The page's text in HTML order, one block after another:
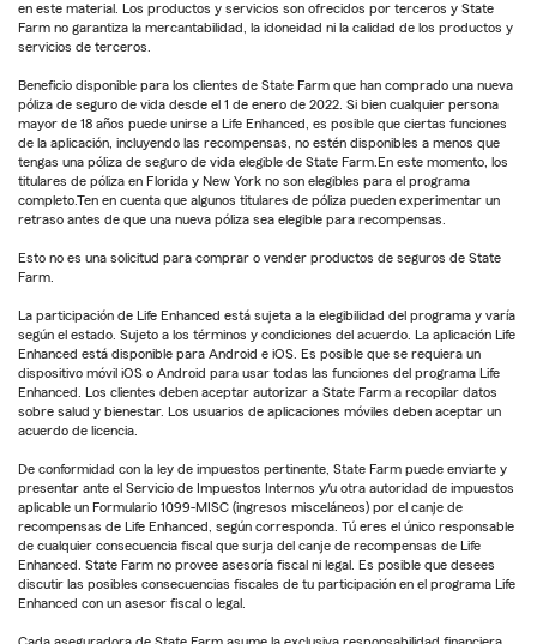
en este material. Los productos y servicios son ofrecidos por terceros y State
Farm no garantiza la mercantabilidad, la idoneidad ni la calidad de los productos y
servicios de terceros.
Beneficio disponible para los clientes de State Farm que han comprado una nueva
póliza de seguro de vida desde el 1 de enero de 2022. Si bien cualquier persona
mayor de 18 años puede unirse a Life Enhanced, es posible que ciertas funciones
de la aplicación, incluyendo las recompensas, no estén disponibles a menos que
tengas una póliza de seguro de vida elegible de State Farm.En este momento, los
titulares de póliza en Florida y New York no son elegibles para el programa
completo.Ten en cuenta que algunos titulares de póliza pueden experimentar un
retraso antes de que una nueva póliza sea elegible para recompensas.
Esto no es una solicitud para comprar o vender productos de seguros de State
Farm.
La participación de Life Enhanced está sujeta a la elegibilidad del programa y varía
según el estado. Sujeto a los términos y condiciones del acuerdo. La aplicación Life
Enhanced está disponible para Android e iOS. Es posible que se requiera un
dispositivo móvil iOS o Android para usar todas las funciones del programa Life
Enhanced. Los clientes deben aceptar autorizar a State Farm a recopilar datos
sobre salud y bienestar. Los usuarios de aplicaciones móviles deben aceptar un
acuerdo de licencia.
De conformidad con la ley de impuestos pertinente, State Farm puede enviarte y
presentar ante el Servicio de Impuestos Internos y/u otra autoridad de impuestos
aplicable un Formulario 1099-MISC (ingresos misceláneos) por el canje de
recompensas de Life Enhanced, según corresponda. Tú eres el único responsable
de cualquier consecuencia fiscal que surja del canje de recompensas de Life
Enhanced. State Farm no provee asesoría fiscal ni legal. Es posible que desees
discutir las posibles consecuencias fiscales de tu participación en el programa Life
Enhanced con un asesor fiscal o legal.